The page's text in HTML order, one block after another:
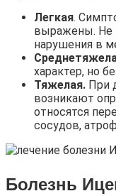
Легкая.
выражены. Не
нарушения в
характер, но
Тяжелая. При
возникают
относятся
сосудов,
Болезнь